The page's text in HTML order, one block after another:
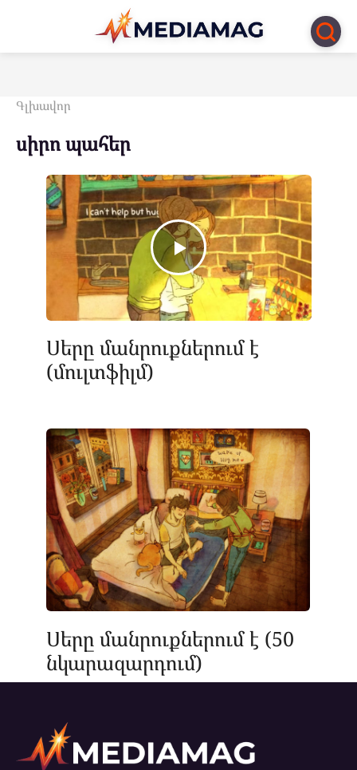
Перейти
контенту
Գլխավոր
սիրո պահեր
Սերը մանրուքներում է
(մուլտֆիլմ)
Սերը մանրուքներում է (50
նկարազարդում)